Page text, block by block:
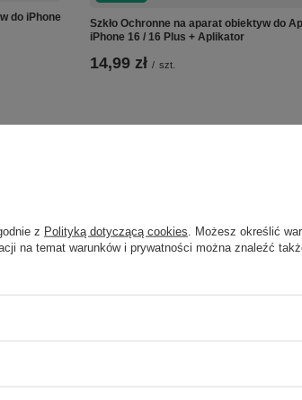
do iPhone
Szkło Ochronne na aparat obiektyw do
iPhone 16 / 16 Plus + Aplikator
14,99 zł / szt.
z Polityką dotyczącą cookies . Możesz określić
na temat warunków i prywatności można znaleźć